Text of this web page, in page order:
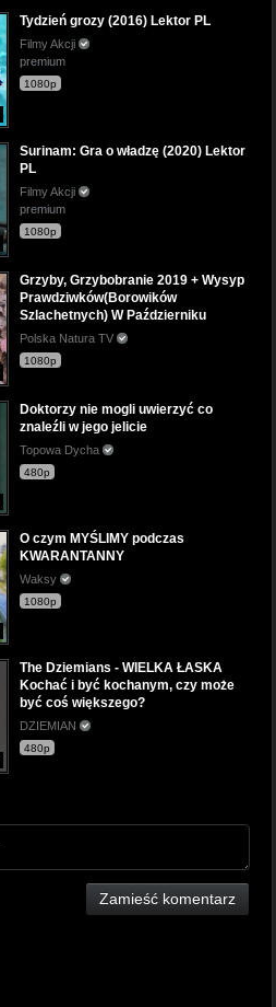
Tydzień grozy (2016) Lektor PL
Filmy Akcji
premium
1080p
Surinam: Gra o władzę (2020) Lektor
PL
Filmy Akcji
premium
1080p
Grzyby, Grzybobranie 2019 + Wysyp
Prawdziwków(Borowików
Szlachetnych) W Październiku
Polska Natura TV
1080p
Doktorzy nie mogli uwierzyć co
znaleźli w jego jelicie
Topowa Dycha
480p
O czym MYŚLIMY podczas
KWARANTANNY
Waksy
1080p
The Dziemians - WIELKA ŁASKA
Kochać i być kochanym, czy może
być coś większego?
DZIEMIAN
480p
Zamieść komentarz